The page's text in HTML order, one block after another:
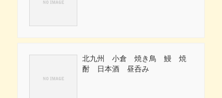
北九州 小倉 焼き鳥 鰻 焼
酎 日本酒 昼呑み